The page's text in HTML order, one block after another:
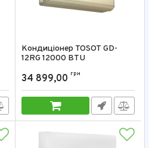
Кондиціонер TOSOT GD-
12RG 12000 BTU
34 899,00 грн